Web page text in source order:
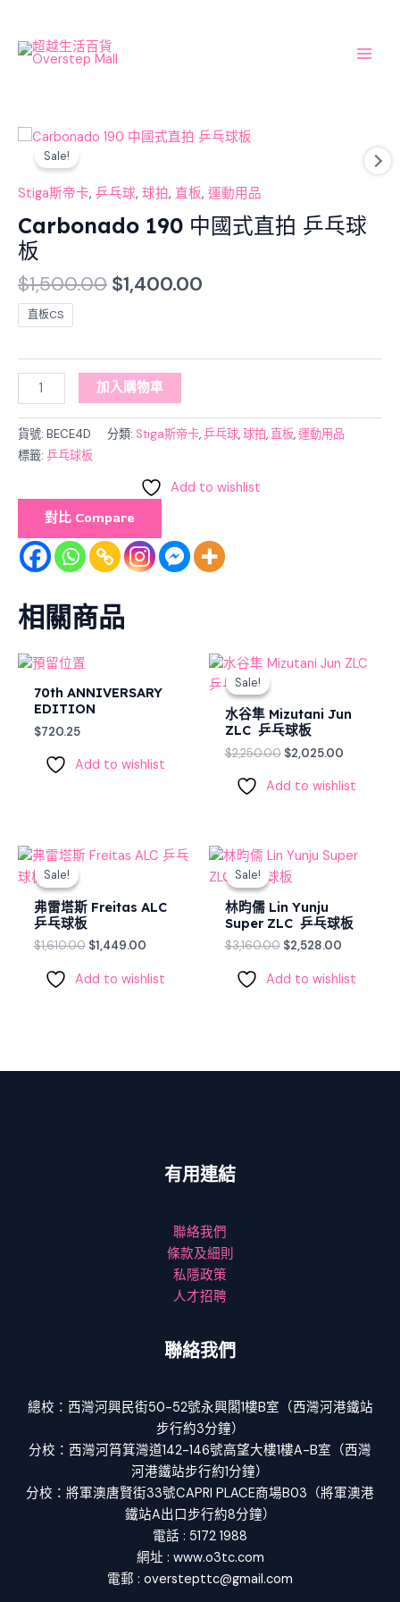
content
Sale!
Stiga斯帝卡, 乒乓球, 球拍, 直板, 運動用品
Carbonado 190 中國式直拍 乒乓球
板
$1,500.00
Original
was:
$1,500.00.
$1,400.00
Current
is:
$1,400.00.
直板CS
Carbonado
國
式
直
拍
乒
乓
球
數
加入購物車
貨號: BECE4D 分類: Stiga斯帝卡,乒乓球,球拍, 直板,運動用品
標籤: 乒乓球板
Add to wishlist
對比 Compare
相關商品
70th ANNIVERSARY
EDITION
$720.25
Add to wishlist
Sale!
Sale!
水谷隼 Mizutani Jun
ZLC 乒乓球板
$2,250.00
Original
$2,250.00.
$2,025.00
Current
Add to wishlist
Sale!
Sale!
弗雷塔斯 Freitas ALC
乒乓球板
$1,610.00
Original
$1,610.00.
$1,449.00
Current
Add to wishlist
Sale!
Sale!
林昀儒 Lin Yunju
Super ZLC 乒乓球板
$3,160.00
Original
price
was:
$3,160.00.
$2,528.00
Current
Add to wishlist
有用連結
聯絡我們
條款及細則
私隱政策
人才招聘
聯絡我們
總校：西灣河興民街50-52號永興閣1樓B室（西灣河港鐵站
步行約3分鐘）
分校：西灣河筲箕灣道142-146號高望大樓1樓A-B室（西灣
河港鐵站步行約1分鐘）
分校：將軍澳唐賢街33號CAPRI PLACE商場B03（將軍澳港
鐵站A出口步行約8分鐘）
電話 : 5172 1988
網址 : www.o3tc.com
電郵 : overstepttc@gmail.com